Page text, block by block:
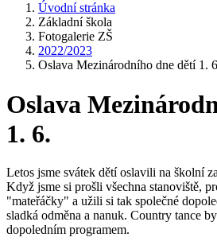
Úvodní stránka
Základní škola
Fotogalerie ZŠ
2022/2023
Oslava Mezinárodního dne dětí 1.
Oslava
1. 6.
Letos jsme svátek dětí oslavili na školní
Když jsme si prošli všechna stanoviště,
"mateřáčky" a užili si tak společné
sladká odměna a nanuk. Country tance
dopoledním programem.